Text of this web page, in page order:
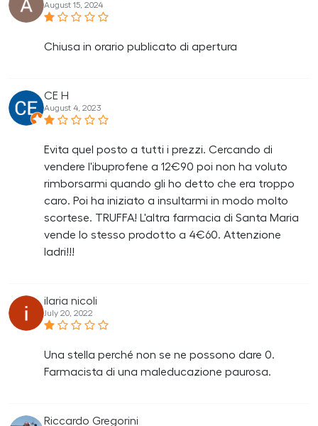
August 15, 2024
Chiusa in orario publicato di apertura
CE H
August 4, 2023
Evita quel posto a tutti i prezzi. Cercando di
vendere l'ibuprofene a 12€90 poi non ha voluto
rimborsarmi quando gli ho detto che era troppo
caro. Poi ha iniziato a insultarmi in modo molto
scortese. TRUFFA! L'altra farmacia di Santa Maria
vende lo stesso prodotto a 4€60. Attenzione
ladri!!!
ilaria nicoli
July 20, 2022
Una stella perché non se ne possono dare 0.
Farmacista di una maleducazione paurosa.
Riccardo Gregorini